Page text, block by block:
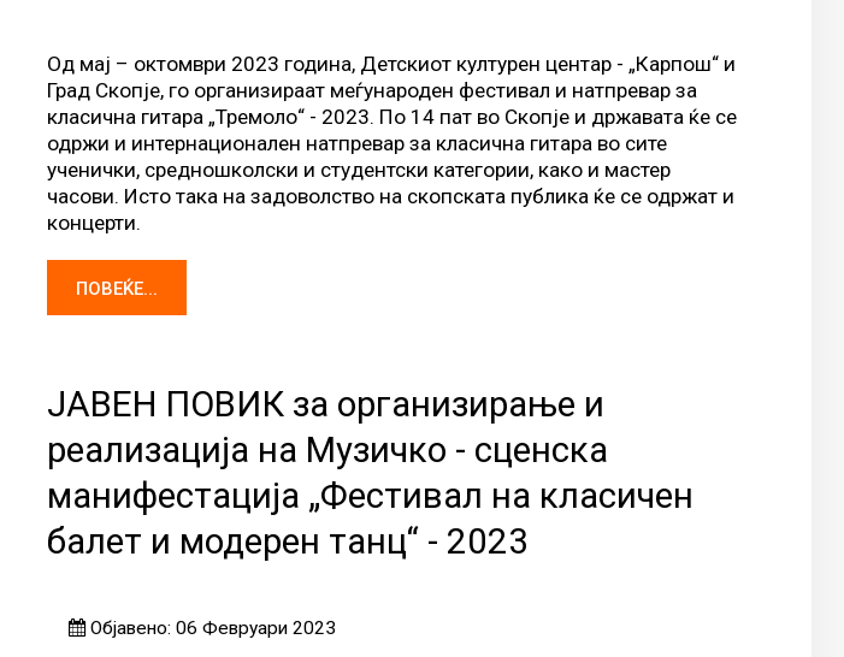
Од мај – октомври 2023 година, Детскиот културен центар - „Карпош“ и
Град Скопје, го организираат меѓународен фестивал и натпревар за
класична гитара „Тремоло“ - 2023. По 14 пат во Скопје и државата ќе се
одржи и интернационален натпревар за класична гитара во сите
ученички, средношколски и студентски категории, како и мастер
часови. Исто така на задоволство на скопската публика ќе се одржат и
концерти.
ПОВЕЌЕ...
ЈАВЕН ПОВИК за организирање и
реализација на Музичко - сценска
манифестација „Фестивал на класичен
балет и модерен танц“ - 2023
Објавено: 06 Февруари 2023